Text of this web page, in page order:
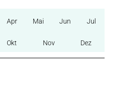
Apr Mai Jun Jul
Okt Nov Dez